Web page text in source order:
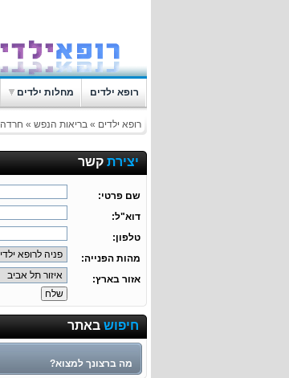
רופא ילדים מחלות ילדים
רופא ילדים » בריאות הנפש » חרדה
יצירת קשר
שם פרטי:
דוא"ל:
טלפון:
מהות הפנייה:
אזור בארץ:
חיפוש באתר